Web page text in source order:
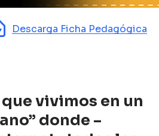
Descarga Ficha Pedagógica
vivimos en un
donde –